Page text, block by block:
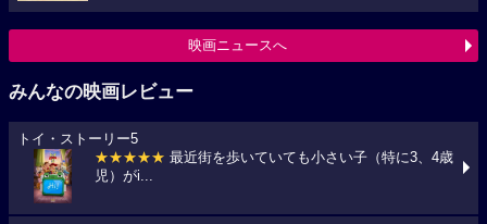
映画ニュースへ
みんなの映画レビュー
トイ・ストーリー5
★★★★★ 最近街を歩いていても小さい子（特に3、4歳
児）がi...